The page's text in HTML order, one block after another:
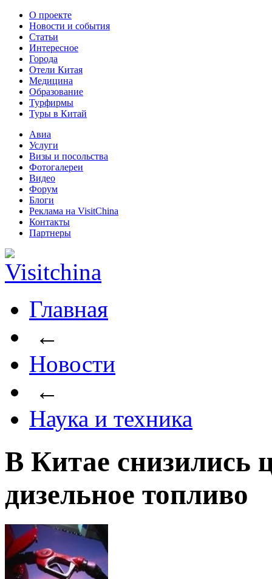
О проекте
Новости и события
Статьи
Интересное
Города
Отели Китая
Медицина
Образование
Турфирмы
Туры в Китай
Авиа
Услуги
Визы и посольства
Фотогалереи
Видео
Форум
Блоги
Реклама на VisitChina
Контакты
Партнеры
Главная
←
Новости
←
Наука и техника
В Китае снизились
дизельное топливо